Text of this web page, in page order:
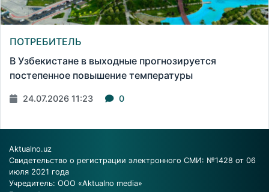
ПОТРЕБИТЕЛЬ
В Узбекистане в выходные прогнозируется
постепенное повышение температуры
24.07.2026 11:23 0
Aktualno.uz
Свидетельство о регистрации электронного СМИ: №1428 от 06
июля 2021 года
Учредитель: ООО «Aktualno media»